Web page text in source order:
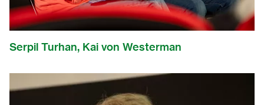
Serpil Turhan, Kai von Westerman